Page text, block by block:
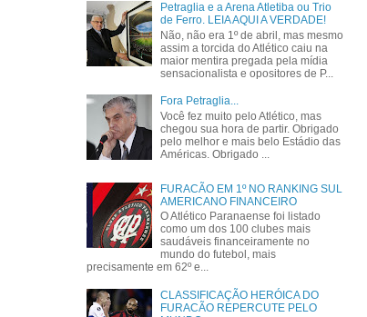
Petraglia e a Arena Atletiba ou Trio
de Ferro. LEIA AQUI A VERDADE!
Não, não era 1º de abril, mas mesmo
assim a torcida do Atlético caiu na
maior mentira pregada pela mídia
sensacionalista e opositores de P...
Fora Petraglia...
Você fez muito pelo Atlético, mas
chegou sua hora de partir. Obrigado
pelo melhor e mais belo Estádio das
Américas. Obrigado ...
FURACÃO EM 1º NO RANKING SUL
AMERICANO FINANCEIRO
O Atlético Paranaense foi listado
como um dos 100 clubes mais
saudáveis financeiramente no
mundo do futebol, mais
precisamente em 62º e...
CLASSIFICAÇÃO HERÓICA DO
FURACÃO REPERCUTE PELO